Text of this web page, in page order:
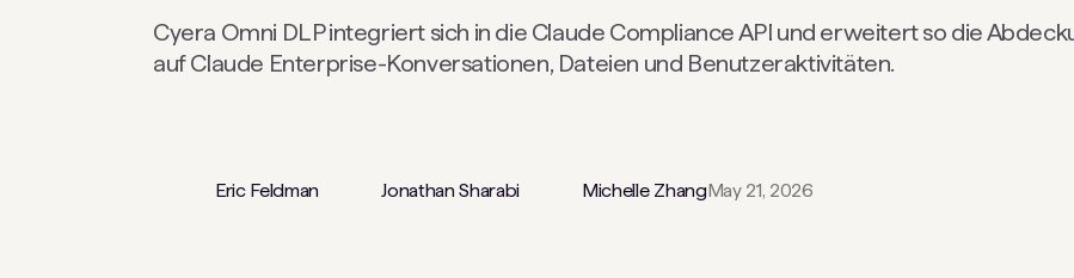
Cyera Omni DLP integriert sich in die Claude Compliance API und erweitert so die
auf Claude Enterprise-Konversationen, Dateien und Benutzeraktivitäten.
Eric Feldman Jonathan Sharabi Michelle ZhangMay 21, 2026